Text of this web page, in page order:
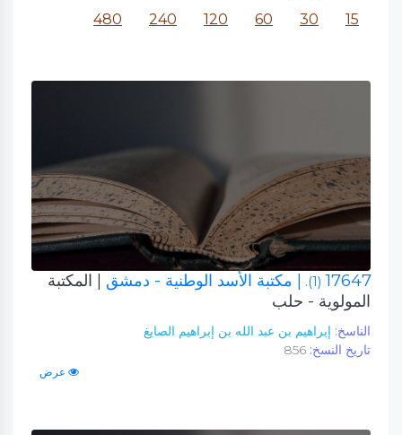
15
30
60
120
240
480
17647
(1). | مكتبة الأسد الوطنية - دمشق
| المكتبة
المولوية - حلب
الناسخ: إبراهيم بن عبد الله بن إبراهيم الصايغ
تاريخ النسخ:
عرض